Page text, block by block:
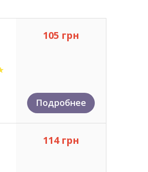
105 грн
Подробнее
114 грн